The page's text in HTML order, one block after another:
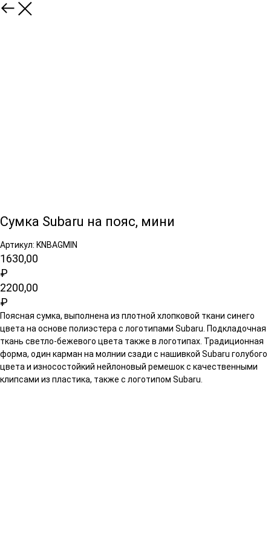
Сумка Subaru на пояс, мини
Артикул: KNBAGMIN
1630,00
₽
2200,00
₽
Поясная сумка, выполнена из плотной хлопковой ткани синего
цвета на основе полиэстера с логотипами Subaru. Подкладочная
ткань светло-бежевого цвета также в логотипах. Традиционная
форма, один карман на молнии сзади с нашивкой Subaru голубого
цвета и износостойкий нейлоновый ремешок с качественными
клипсами из пластика, также с логотипом Subaru.